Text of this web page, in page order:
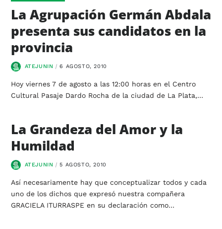
La Agrupación Germán Abdala
presenta sus candidatos en la
provincia
ATEJUNIN 6 AGOSTO, 2010
Hoy viernes 7 de agosto a las 12:00 horas en el Centro
Cultural Pasaje Dardo Rocha de la ciudad de La Plata,…
La Grandeza del Amor y la
Humildad
ATEJUNIN 5 AGOSTO, 2010
Así necesariamente hay que conceptualizar todos y cada
uno de los dichos que expresó nuestra compañera
GRACIELA ITURRASPE en su declaración como…